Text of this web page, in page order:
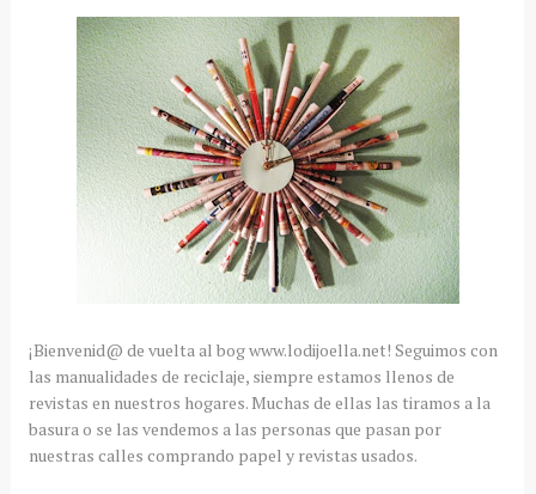
¡Bienvenid@ de vuelta al bog www.lodijoella.net! Seguimos con
las manualidades de reciclaje, siempre estamos llenos de
revistas en nuestros hogares. Muchas de ellas las tiramos a la
basura o se las vendemos a las personas que pasan por
nuestras calles comprando papel y revistas usados.